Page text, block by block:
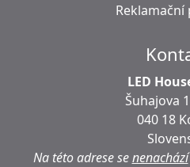
LED
Šuhajova
040 18
Na této adrese senenachází